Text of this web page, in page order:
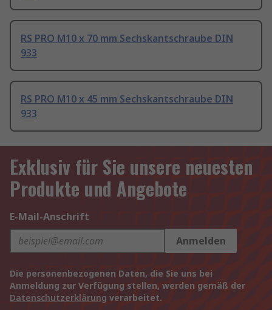
RS PRO M10 x 70 mm Sechskantschraube DIN
933
RS PRO M10 x 45 mm Sechskantschraube DIN
933
Exklusiv für Sie unsere neuesten
Produkte und Angebote
E-Mail-Anschrift
Anmelden
Die personenbezogenen Daten, die Sie uns bei
Anmeldung zur Verfügung stellen, werden gemäß der
Datenschutzerklärung verarbeitet.